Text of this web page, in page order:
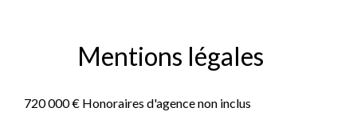
Mentions légales
720 000 € Honoraires d'agence non inclus